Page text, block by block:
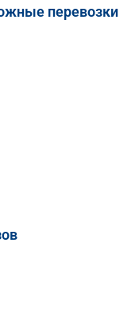
перевозки